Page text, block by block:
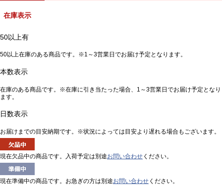
在庫表示
50以上有
50以上在庫のある商品です。※1～3営業日でお届け予定となります。
本数表示
在庫のある商品です。※在庫に引き当たった場合、1～3営業日でお届け予定となり
ます。
日数表示
お届けまでの目安納期です。※状況によっては目安より遅れる場合もございます。
現在欠品中の商品です。入荷予定は別途お問い合わせ ください。
現在準備中の商品です。お急ぎの方は別途お問い合わせ ください。